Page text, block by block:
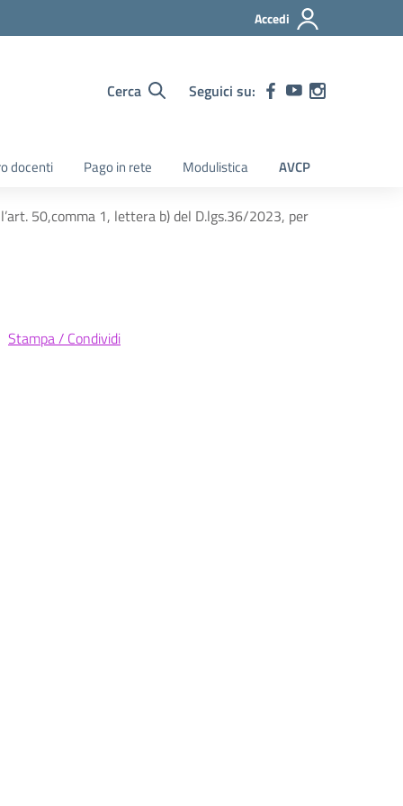
Accedi
Cerca Seguici su:
docenti Pago in rete Modulistica AVCP
50,comma 1, lettera b) del D.lgs.36/2023, per
Stampa / Condividi